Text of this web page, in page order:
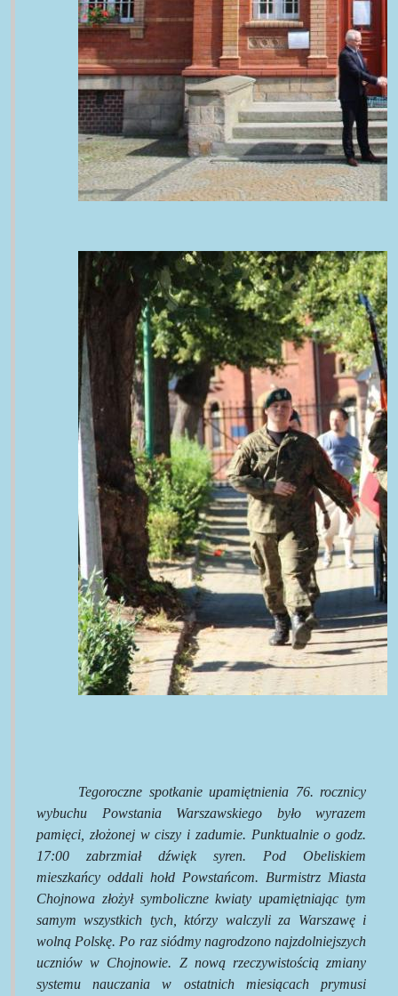
Tegoroczne spotkanie upamiętnienia 76. rocznicy
wybuchu Powstania Warszawskiego było wyrazem
pamięci, złożonej w ciszy i zadumie. Punktualnie o godz.
17:00 zabrzmiał dźwięk syren. Pod Obeliskiem
mieszkańcy oddali hołd Powstańcom. Burmistrz Miasta
Chojnowa złożył symboliczne kwiaty upamiętniając tym
samym wszystkich tych, którzy walczyli za Warszawę i
wolną Polskę. Po raz siódmy nagrodzono najzdolniejszych
uczniów w Chojnowie. Z nową rzeczywistością zmiany
systemu nauczania w ostatnich miesiącach prymusi